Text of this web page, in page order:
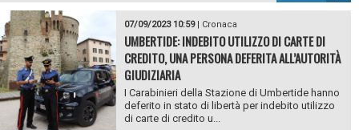
07/09/2023 10:59| Cronaca
UMBERTIDE: INDEBITO UTILIZZO DI CARTE DI
CREDITO, UNA PERSONA DEFERITA ALL’AUTORITÀ
GIUDIZIARIA
I Carabinieri della Stazione di Umbertide hanno
deferito in stato di libertà per indebito utilizzo
di carte di credito u...